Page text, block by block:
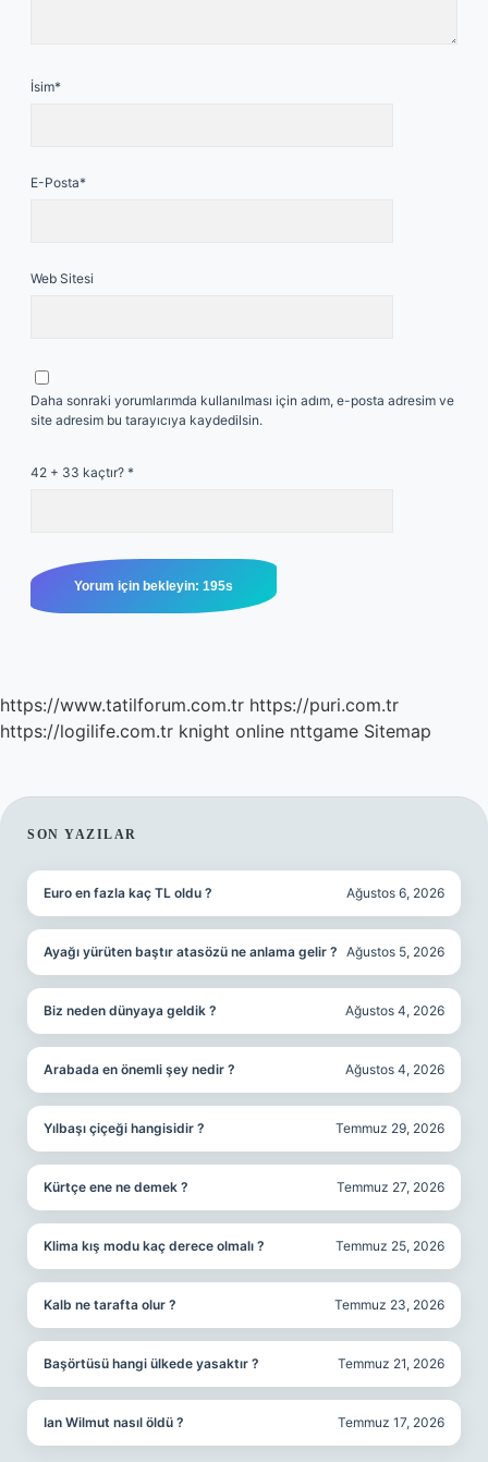
İsim*
E-Posta*
Web Sitesi
Daha sonraki yorumlarımda kullanılması için adım, e-posta adresim ve
site adresim bu tarayıcıya kaydedilsin.
42 + 33 kaçtır? *
https://www.tatilforum.com.tr https://puri.com.tr
https://logilife.com.tr knight online nttgame Sitemap
SIDEBAR
SON YAZILAR
Euro en fazla kaç TL oldu ? Ağustos 6, 2026
Ayağı yürüten baştır atasözü ne anlama gelir ? Ağustos 5, 2026
Biz neden dünyaya geldik ? Ağustos 4, 2026
Arabada en önemli şey nedir ? Ağustos 4, 2026
Yılbaşı çiçeği hangisidir ? Temmuz 29, 2026
Kürtçe ene ne demek ? Temmuz 27, 2026
Klima kış modu kaç derece olmalı ? Temmuz 25, 2026
Kalb ne tarafta olur ? Temmuz 23, 2026
Başörtüsü hangi ülkede yasaktır ? Temmuz 21, 2026
Ian Wilmut nasıl öldü ? Temmuz 17, 2026